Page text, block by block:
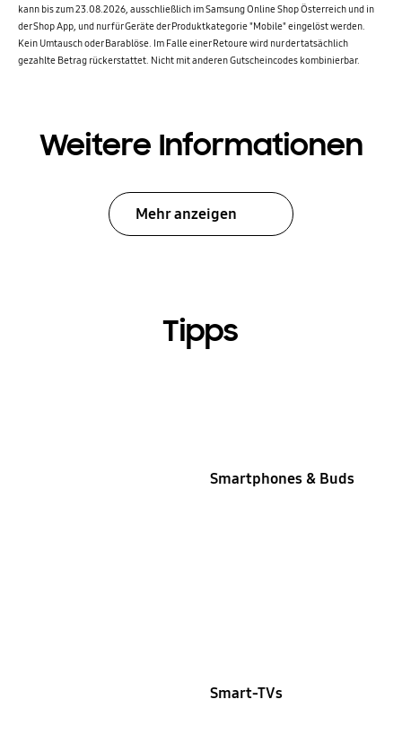
kann bis zum 23.08.2026, ausschließlich im Samsung Online Shop Österreich und in
der Shop App, und nur für Geräte der Produktkategorie "Mobile" eingelöst werden.
Kein Umtausch oder Barablöse. Im Falle einer Retoure wird nur der tatsächlich
gezahlte Betrag rückerstattet. Nicht mit anderen Gutscheincodes kombinierbar.
Weitere Informationen
Mehr anzeigen
Tipps
Smartphones & Buds
Smart-TVs